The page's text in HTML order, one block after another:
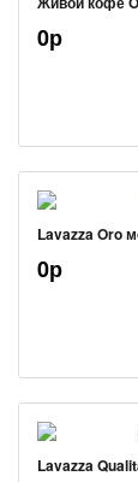
0р
Lavazza Oro
0р
Lavazza